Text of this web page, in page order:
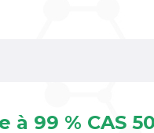
99 % CAS